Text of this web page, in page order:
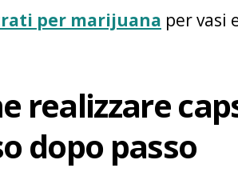
per marijuana per vasi
realizzare
dopo passo